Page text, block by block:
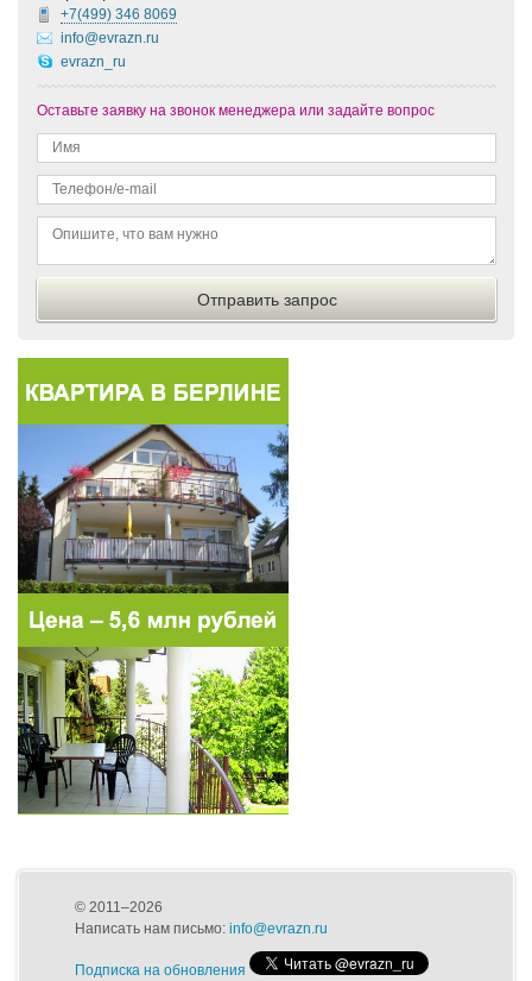
+7(499) 346 8069
info@evrazn.ru
evrazn_ru
Оставьте заявку на звонок менеджера или задайте вопрос
© 2011–2026
Написать нам письмо: info@evrazn.ru
Подписка на обновления